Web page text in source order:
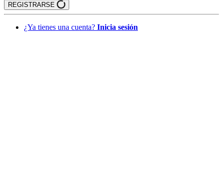
REGISTRARSE
¿Ya tienes una cuenta? Inicia sesión